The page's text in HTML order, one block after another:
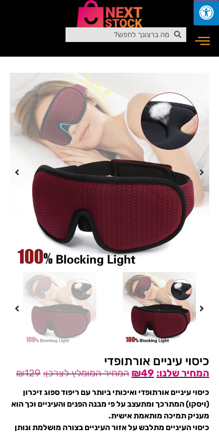
כיסוי עיניים אורתופדי
₪129 ₪49
כיסוי עיניים אורתופדי ואיכותי ביותר עם ריפוד ספוג זיכרון
(ויסקו) המתרכך ומתעצב על פי מבנה הפנים והעיניים וכך הוא
מעניק תמיכה מותאמת אישית.
כיסוי העיניים מתלבש על אזור העיניים בצורה מושלמת ונותן